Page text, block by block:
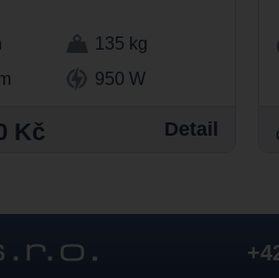
135 kg
950 W
Kč Detail